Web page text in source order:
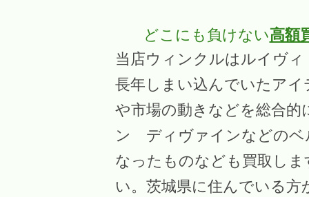
どこにも負けない高額
当店ウィンクルはルイヴ
長年しまい込んでいたア
や市場の動きなどを総合
ン ディヴァインなどのベ
なったものなども買取し
い。茨城県に住んでいる